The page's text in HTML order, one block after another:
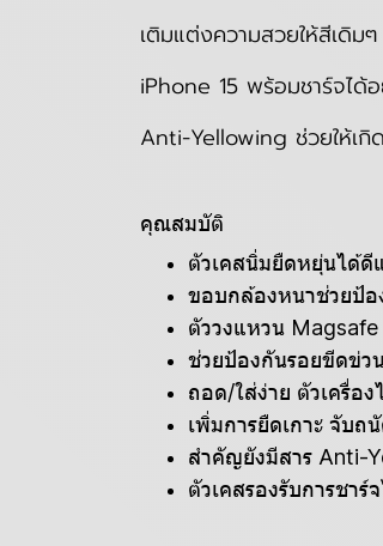
เติมแต่งความสวยให้สีเดิม
iPhone 15 พร้อมชาร์จไ
Anti-Yellowing ช่วยให้เกิ
คุณสมบัติ
ตัวเคสนิ่มยืดหยุ่นได้
ขอบกล้องหนาช่วยป้อ
ตัววงแหวน Magsafe
ช่วยป้องกันรอยขีดข่ว
ถอด/ใส่ง่าย ตัวเครื่อง
เพิ่มการยืดเกาะ จับ
สำคัญยังมีสาร Anti-
ตัวเคสรองรับการชาร์